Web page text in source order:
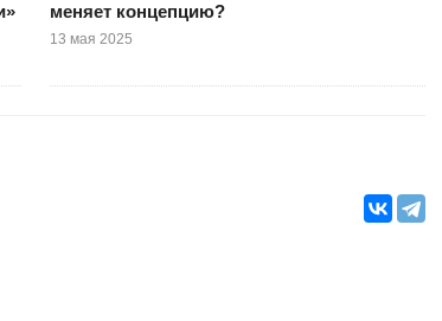
меняет концепцию?
13 мая 2025